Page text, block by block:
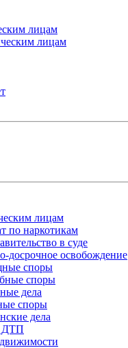
лицам
лицам
лицам
по наркотикам
в суде
досрочное освобождение
споры
споры
дела
споры
дела
ДТП